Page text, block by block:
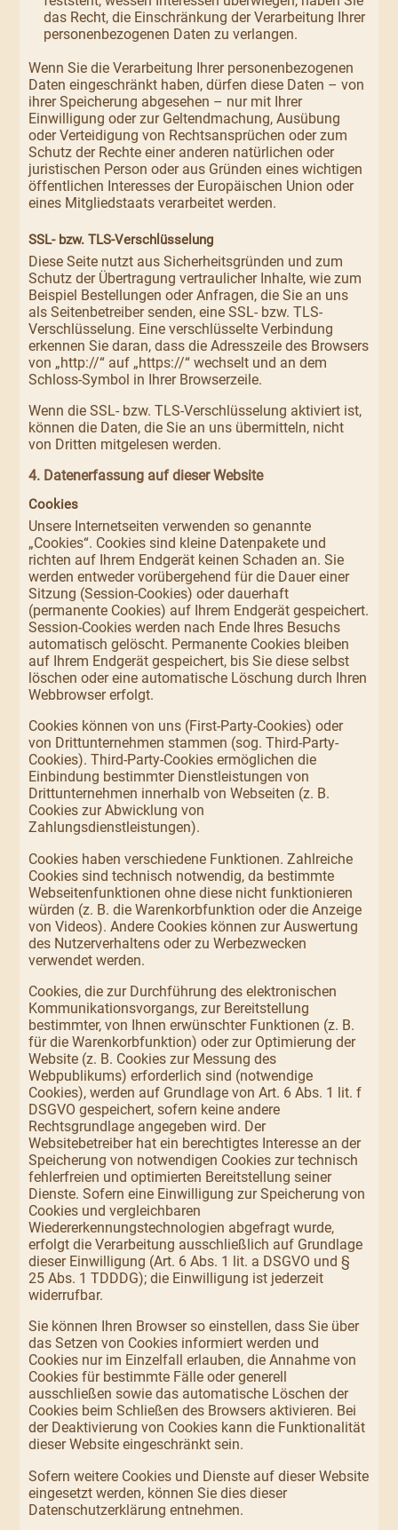
das Recht, die Einschränkung der Verarbeitung Ihrer
personenbezogenen Daten zu verlangen.
Wenn Sie die Verarbeitung Ihrer personenbezogenen
Daten eingeschränkt haben, dürfen diese Daten – von
ihrer Speicherung abgesehen – nur mit Ihrer
Einwilligung oder zur Geltendmachung, Ausübung
oder Verteidigung von Rechtsansprüchen oder zum
Schutz der Rechte einer anderen natürlichen oder
juristischen Person oder aus Gründen eines wichtigen
öffentlichen Interesses der Europäischen Union oder
eines Mitgliedstaats verarbeitet werden.
SSL- bzw. TLS-Verschlüsselung
Diese Seite nutzt aus Sicherheitsgründen und zum
Schutz der Übertragung vertraulicher Inhalte, wie zum
Beispiel Bestellungen oder Anfragen, die Sie an uns
als Seitenbetreiber senden, eine SSL- bzw. TLS-
Verschlüsselung. Eine verschlüsselte Verbindung
erkennen Sie daran, dass die Adresszeile des Browsers
von „http://“ auf „https://“ wechselt und an dem
Schloss-Symbol in Ihrer Browserzeile.
Wenn die SSL- bzw. TLS-Verschlüsselung aktiviert ist,
können die Daten, die Sie an uns übermitteln, nicht
von Dritten mitgelesen werden.
4. Datenerfassung auf dieser Website
Cookies
Unsere Internetseiten verwenden so genannte
„Cookies“. Cookies sind kleine Datenpakete und
richten auf Ihrem Endgerät keinen Schaden an. Sie
werden entweder vorübergehend für die Dauer einer
Sitzung (Session-Cookies) oder dauerhaft
(permanente Cookies) auf Ihrem Endgerät gespeichert.
Session-Cookies werden nach Ende Ihres Besuchs
automatisch gelöscht. Permanente Cookies bleiben
auf Ihrem Endgerät gespeichert, bis Sie diese selbst
löschen oder eine automatische Löschung durch Ihren
Webbrowser erfolgt.
Cookies können von uns (First-Party-Cookies) oder
von Drittunternehmen stammen (sog. Third-Party-
Cookies). Third-Party-Cookies ermöglichen die
Einbindung bestimmter Dienstleistungen von
Drittunternehmen innerhalb von Webseiten (z. B.
Cookies zur Abwicklung von
Zahlungsdienstleistungen).
Cookies haben verschiedene Funktionen. Zahlreiche
Cookies sind technisch notwendig, da bestimmte
Webseitenfunktionen ohne diese nicht funktionieren
würden (z. B. die Warenkorbfunktion oder die Anzeige
von Videos). Andere Cookies können zur Auswertung
des Nutzerverhaltens oder zu Werbezwecken
verwendet werden.
Cookies, die zur Durchführung des elektronischen
Kommunikationsvorgangs, zur Bereitstellung
bestimmter, von Ihnen erwünschter Funktionen (z. B.
für die Warenkorbfunktion) oder zur Optimierung der
Website (z. B. Cookies zur Messung des
Webpublikums) erforderlich sind (notwendige
Cookies), werden auf Grundlage von Art. 6 Abs. 1 lit. f
DSGVO gespeichert, sofern keine andere
Rechtsgrundlage angegeben wird. Der
Websitebetreiber hat ein berechtigtes Interesse an der
Speicherung von notwendigen Cookies zur technisch
fehlerfreien und optimierten Bereitstellung seiner
Dienste. Sofern eine Einwilligung zur Speicherung von
Cookies und vergleichbaren
Wiedererkennungstechnologien abgefragt wurde,
erfolgt die Verarbeitung ausschließlich auf Grundlage
dieser Einwilligung (Art. 6 Abs. 1 lit. a DSGVO und §
25 Abs. 1 TDDDG); die Einwilligung ist jederzeit
widerrufbar.
Sie können Ihren Browser so einstellen, dass Sie über
das Setzen von Cookies informiert werden und
Cookies nur im Einzelfall erlauben, die Annahme von
Cookies für bestimmte Fälle oder generell
ausschließen sowie das automatische Löschen der
Cookies beim Schließen des Browsers aktivieren. Bei
der Deaktivierung von Cookies kann die Funktionalität
dieser Website eingeschränkt sein.
Sofern weitere Cookies und Dienste auf dieser Website
eingesetzt werden, können Sie dies dieser
Datenschutzerklärung entnehmen.